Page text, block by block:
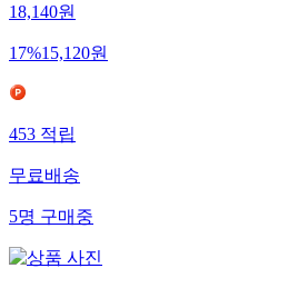
18,140원
17%15,120원
453적립
무료배송
5명구매중